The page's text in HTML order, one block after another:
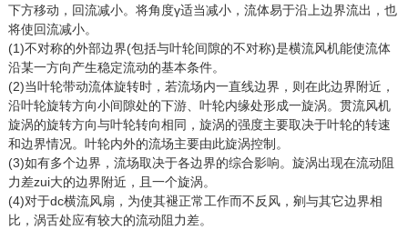
下方移动，回流减小。将角度γ适当减小，流体易于沿上边界流出，也
将使回流减小。
(1)不对称的外部边界(包括与叶轮间隙的不对称)是横流风机能使流体
沿某一方向产生稳定流动的基本条件。
(2)当叶轮带动流体旋转时，若流场内一直线边界，则在此边界附近，
沿叶轮旋转方向小间隙处的下游、叶轮内缘处形成一旋涡。贯流风机
旋涡的旋转方向与叶轮转向相同，旋涡的强度主要取决于叶轮的转速
和边界情况。叶轮内外的流场主要由此旋涡控制。
(3)如有多个边界，流场取决于各边界的综合影响。旋涡出现在流动阻
力差zui大的边界附近，且一个旋涡。
(4)对于dc横流风扇，为使其褪正常工作而不反风，剜与其它边界相
比，涡舌处应有较大的流动阻力差。